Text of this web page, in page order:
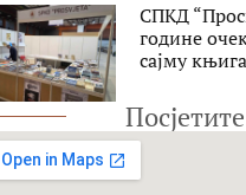
СПКД
године
сајму